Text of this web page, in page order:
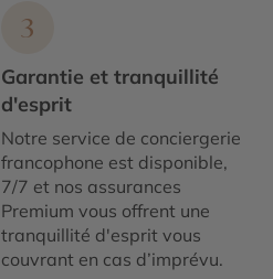
3
Garantie et tranquillité
d'esprit
Notre service de conciergerie
francophone est disponible,
7/7 et nos assurances
Premium vous offrent une
tranquillité d'esprit vous
couvrant en cas d’imprévu.